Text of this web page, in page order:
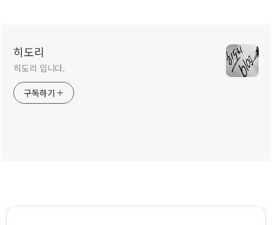
히도리
히도리 입니다.
구독하기